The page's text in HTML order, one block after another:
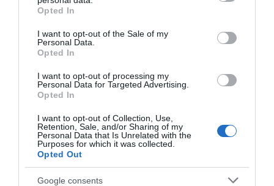
grant or deny consent to Google and its third-party tags to
use your data for below specified purposes in below Google
consent section.
Opted In
I want to opt-out of the Sale of my
Personal Data.
Opted In
I want to opt-out of processing my
Personal Data for Targeted Advertising.
Opted In
I want to opt-out of Collection, Use,
Retention, Sale, and/or Sharing of my
Personal Data that Is Unrelated with the
Purposes for which it was collected.
Opted Out
Google consents
Παρακαλώ Περιμένετε...
ΔΕΥΤΕΡΑ – ΡΕΜΟΣ ΑΝΤΩΝΗΣ